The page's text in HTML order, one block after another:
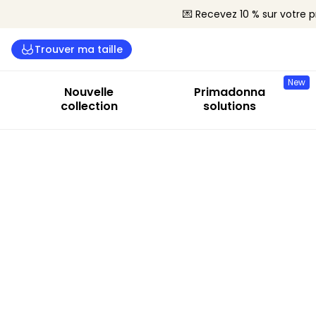
💌 Recevez 10 % sur
Trouver ma taille
Nouvelle
collection
New
Primadonna
solutions